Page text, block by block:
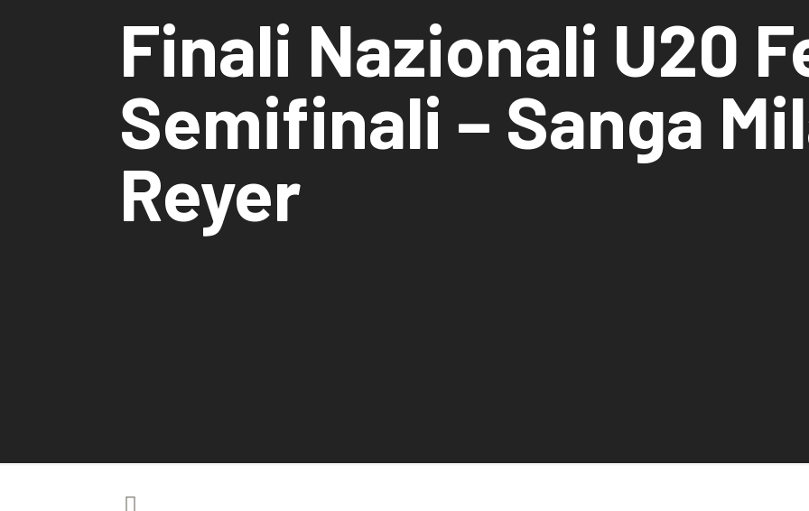
Finali Nazionali U20
Semifinali – Sanga
Reyer